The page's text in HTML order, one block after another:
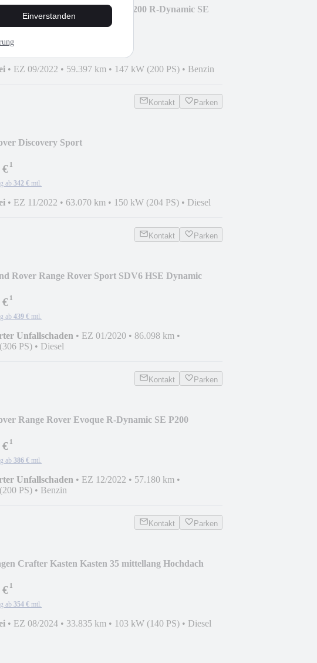
Einverstanden
Rover Range Rover Evoque P200 R-Dynamic SE
• EZ 09/2022 • 59.397 km • 147 kW (200 PS) • Benzin
Kontakt Parken
Discovery Sport
€¹
ab 342 € mtl.
• EZ 11/2022 • 63.070 km • 150 kW (204 PS) • Diesel
Kontakt Parken
Rover Range Rover Sport SDV6 HSE Dynamic
€¹
ab 439 € mtl.
Unfallschaden • EZ 01/2020 • 86.098 km •
PS) • Diesel
Kontakt Parken
Range Rover Evoque R-Dynamic SE P200
€¹
ab 386 € mtl.
Unfallschaden • EZ 12/2022 • 57.180 km •
PS) • Benzin
Kontakt Parken
Crafter Kasten Kasten 35 mittellang Hochdach
€¹
ab 354 € mtl.
• EZ 08/2024 • 33.835 km • 103 kW (140 PS) • Diesel